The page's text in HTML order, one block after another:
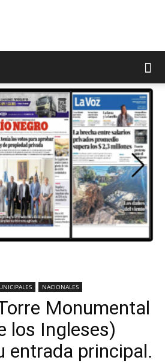
NACIONALES
Monumental
los Ingleses)
entrada principal.